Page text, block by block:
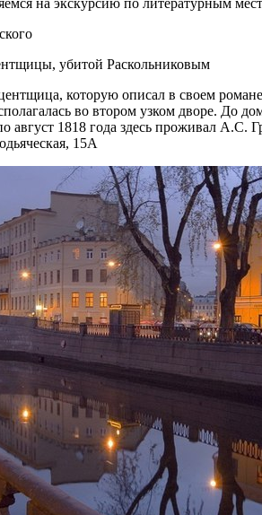
на экскурсию по литературным
убитой Раскольниковым
которую описал в своем
во втором узком дворе. До
август 1818 года здесь проживал А.С.
15А